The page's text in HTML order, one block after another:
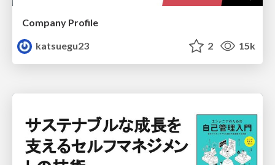
Company Profile
katsuegu23
2 15k